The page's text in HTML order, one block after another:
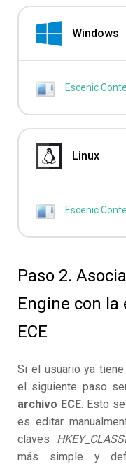
Windows
Escenic
Linux
Escenic
Paso 2.
Engine con
ECE
Si el usuario ya
el siguiente paso
archivo ECE. Esto
es editar
claves
más simple y